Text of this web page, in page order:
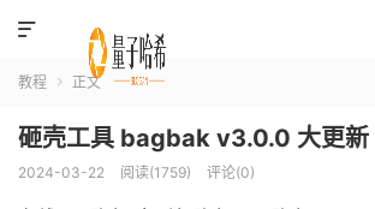

教程  正文
砸壳工具 bagbak v3.0.0 大更新
2024-03-22 阅读(1759) 评论(0)